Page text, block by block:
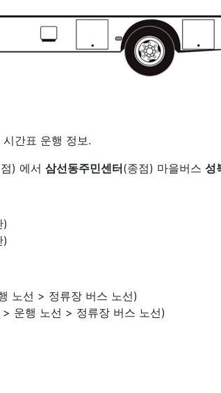
간표 운행 정보.
) 에서 삼선동주민센터(종점) 마을버스 성
)
)
노선 > 정류장 버스 노선)
운행 노선 > 정류장 버스 노선)